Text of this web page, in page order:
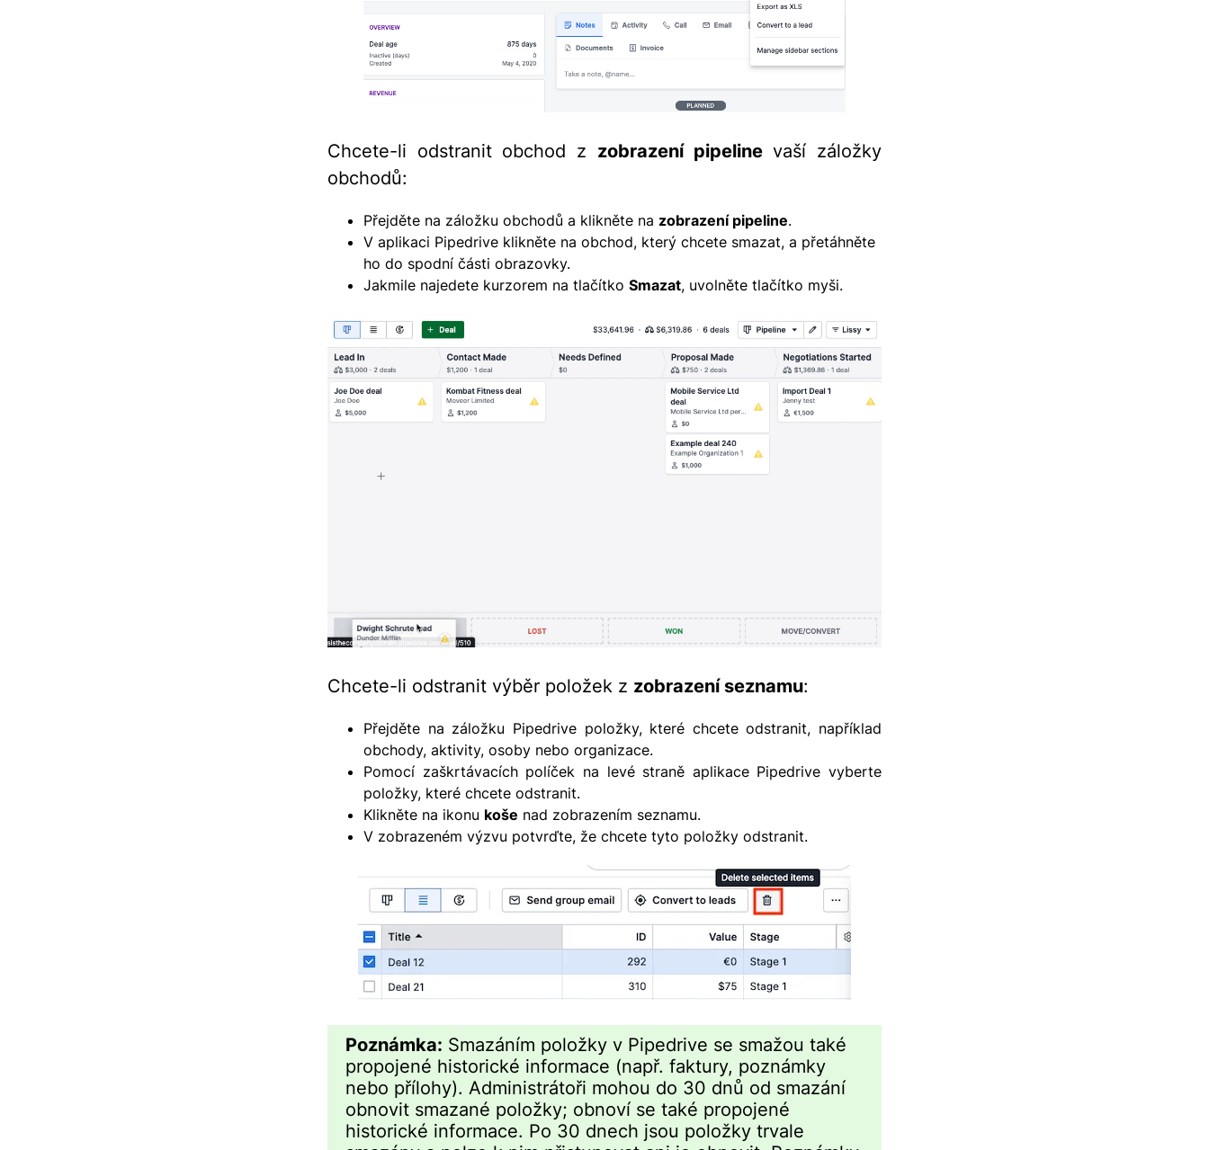
Chcete-li odstranit obchod z zobrazení pipelinevaší záložky
obchodů:
Přejděte na záložku obchodů a klikněte na zobrazení pipeline.
V aplikaci Pipedrive klikněte na obchod, který chcete smazat, a přetáhněte
ho do spodní části obrazovky.
Jakmile najedete kurzorem na tlačítko Smazat, uvolněte tlačítko myši.
Chcete-li odstranit výběr položek z zobrazení seznamu:
Přejděte na záložku Pipedrive položky, které chcete odstranit, například
obchody, aktivity, osoby nebo organizace.
Pomocí zaškrtávacích políček na levé straně aplikace Pipedrive vyberte
položky, které chcete odstranit.
Klikněte na ikonu koše nad zobrazením seznamu.
V zobrazeném výzvu potvrďte, že chcete tyto položky odstranit.
Poznámka: Smazáním položky v Pipedrive se smažou také
propojené historické informace (např. faktury, poznámky
nebo přílohy). Administrátoři mohou do 30 dnů od smazání
obnovit smazané položky; obnoví se také propojené
historické informace. Po 30 dnech jsou položky trvale